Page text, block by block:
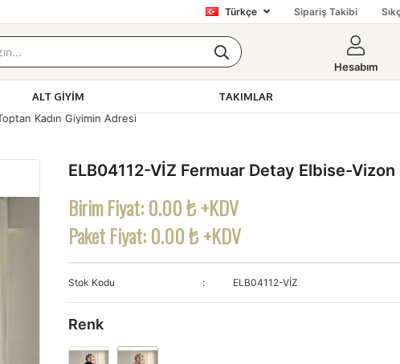
Türkçe Sipariş Takibi
Hesabım
ALT GIYIM TAKIMLAR
Adresi
ELB04112-VİZ Fermuar Detay Elbise-Vizon
Birim Fiyat:0.00 ₺ +KDV
Paket Fiyat:0.00 ₺ +KDV
Stok Kodu ELB04112-VİZ
Renk